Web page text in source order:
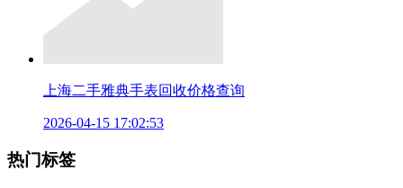
上海二手雅典手表回收价格查询
2026-04-15 17:02:53
热门标签